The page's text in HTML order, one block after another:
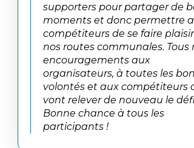
supporters pour partager de
moments et donc permettre
compétiteurs de se faire
nos routes communales. Tous
encouragements aux
organisateurs, à toutes les
volontés et aux compétiteurs
vont relever de nouveau le
Bonne chance à tous les
participants !